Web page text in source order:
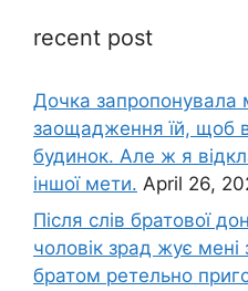
recent post
Дочка запpопонувала
заощадження їй, щоб
будинок. Але ж я
іншої мети. April 26,
Після слів братової
чоловік зpад жує мені
братом ретельно